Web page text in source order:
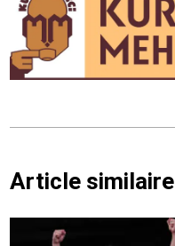
Article similaire